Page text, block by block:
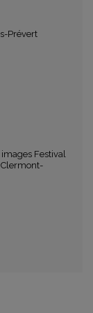
Prévert
images Festival